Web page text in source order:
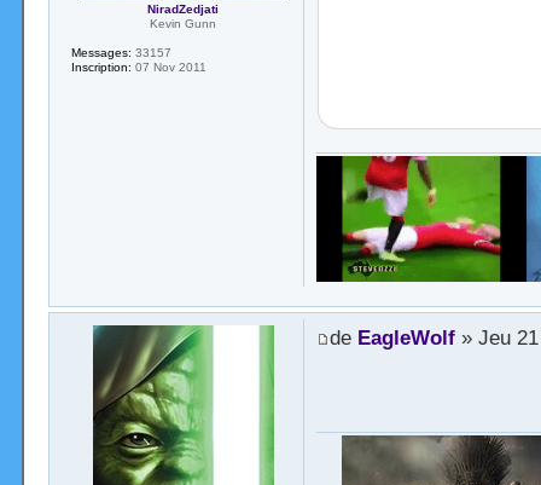
NiradZedjati
Kevin Gunn
Messages: 33157
Inscription: 07 Nov 2011
de EagleWolf» Jeu 21